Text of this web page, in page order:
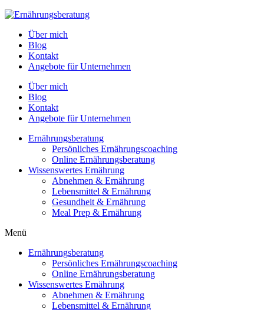
Über mich
Blog
Kontakt
Angebote für Unternehmen
Über mich
Blog
Kontakt
Angebote für Unternehmen
Ernährungsberatung
Persönliches Ernährungscoaching
Online Ernährungsberatung
Wissenswertes Ernährung
Abnehmen & Ernährung
Lebensmittel & Ernährung
Gesundheit & Ernährung
Meal Prep & Ernährung
Menü
Ernährungsberatung
Persönliches Ernährungscoaching
Online Ernährungsberatung
Wissenswertes Ernährung
Abnehmen & Ernährung
Lebensmittel & Ernährung